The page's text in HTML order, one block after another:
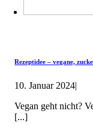
Rezeptidee – vegane,
10. Januar 2024|
Vegan geht nicht?
[...]